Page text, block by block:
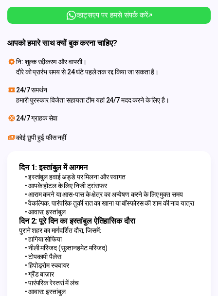
व्हाट्सएप पर हमसे संपर्क करें
आपको हमारे साथ क्यों बुक करना चाहिए?
नि: शुल्क रद्दीकरण और वापसी।
दौरे को प्रारंभ समय से 24 घंटे पहले तक रद्द किया जा सकता है।
24/7 समर्थन
हमारी पुरस्कार विजेता सहायता टीम यहां 24/7 मदद करने के लिए है।
24/7 ग्राहक सेवा
कोई छुपी हुई फीस नहीं
दिन 1: इस्तांबुल में आगमन
इस्तांबुल हवाई अड्डे पर मिलना और स्वागत
आपके होटल के लिए निजी ट्रांसफर
आराम करने या आस-पास के क्षेत्र का अन्वेषण करने के लिए मुक्त समय
वैकल्पिक: पारंपरिक तुर्की रात का खाना या बॉस्फोरस की शाम की नाव यात्रा
आवास: इस्तांबुल
दिन 2: पूरे दिन का इस्तांबुल ऐतिहासिक दौरा
पुराने शहर का मार्गदर्शित दौरा, जिसमें:
हागिया सोफिया
नीली मस्जिद (सुल्तानहमेट मस्जिद)
टोपकापी पैलेस
हिपोड्रोम स्क्वायर
ग्रैंड बाज़ार
पारंपरिक रेस्तरां में लंच
आवास: इस्तांबुल